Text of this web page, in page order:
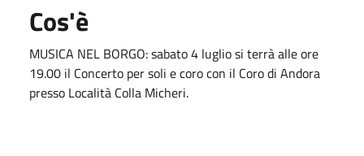
Cos'è
MUSICA NEL BORGO: sabato 4 luglio si terrà alle ore
19.00 il Concerto per soli e coro con il Coro di Andora
presso Località Colla Micheri.